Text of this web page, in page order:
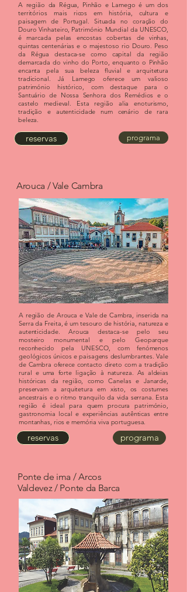
A região da Régua, Pinhão e Lamego é um dos
territórios mais ricos em história, cultura e
paisagem de Portugal. Situada no coração do
Douro Vinhateiro, Património Mundial da UNESCO,
é marcada pelas encostas cobertas de vinhas,
quintas centenárias e o majestoso rio Douro. Peso
da Régua destaca-se como capital da região
demarcada do vinho do Porto, enquanto o Pinhão
encanta pela sua beleza fluvial e arquitetura
tradicional. Já Lamego oferece um valioso
património histórico, com destaque para o
Santuário de Nossa Senhora dos Remédios e o
castelo medieval. Esta região alia enoturismo,
tradição e autenticidade num cenário de rara
beleza.
reservas programa
Arouca / Vale Cambra
A região de Arouca e Vale de Cambra, inserida na
Serra da Freita, é um tesouro de história, natureza e
autenticidade. Arouca destaca-se pelo seu
mosteiro monumental e pelo Geoparque
reconhecido pela UNESCO, com fenómenos
geológicos únicos e paisagens deslumbrantes. Vale
de Cambra oferece contacto direto com a tradição
rural e uma forte ligação à natureza. As aldeias
históricas da região, como Canelas e Janarde,
preservam a arquitetura em xisto, os costumes
ancestrais e o ritmo tranquilo da vida serrana. Esta
região é ideal para quem procura património,
gastronomia local e experiências autênticas entre
montanhas, rios e memória viva portuguesa.
reservas programa
Ponte de ima / Arcos
Valdevez / Ponte da Barca